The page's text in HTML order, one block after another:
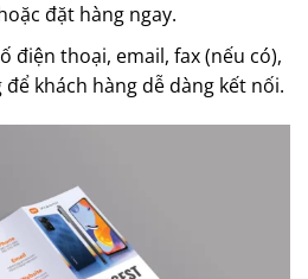
đặt hàng ngay.
điện thoại, email, fax (nếu có),
khách hàng dễ dàng kết nối.